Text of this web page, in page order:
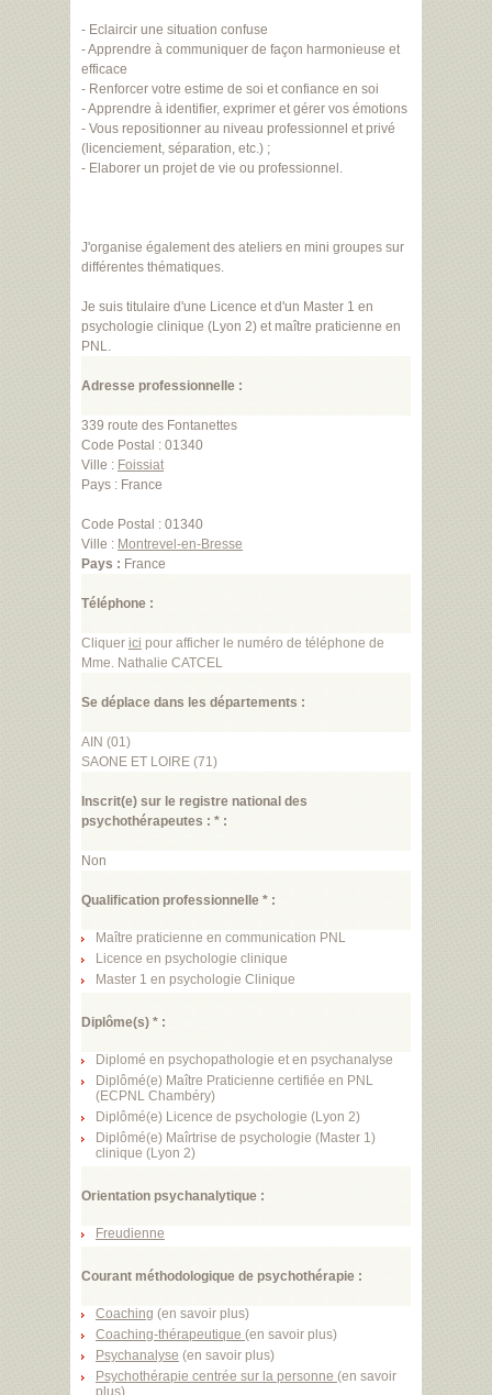
- Eclaircir une situation confuse
- Apprendre à communiquer de façon harmonieuse et
efficace
- Renforcer votre estime de soi et confiance en soi
- Apprendre à identifier, exprimer et gérer vos émotions
- Vous repositionner au niveau professionnel et privé
(licenciement, séparation, etc.) ;
- Elaborer un projet de vie ou professionnel.
J'organise également des ateliers en mini groupes sur
différentes thématiques.
Je suis titulaire d'une Licence et d'un Master 1 en
psychologie clinique (Lyon 2) et maître praticienne en
PNL.
Adresse professionnelle :
339 route des Fontanettes
Code Postal : 01340
Ville : Foissiat
Pays : France
Code Postal : 01340
Ville : Montrevel-en-Bresse
Pays : France
Téléphone :
Cliquer ici pour afficher le numéro de téléphone de
Mme. Nathalie CATCEL
Se déplace dans les départements :
AIN (01)
SAONE ET LOIRE (71)
Inscrit(e) sur le registre national des
psychothérapeutes : * :
Non
Qualification professionnelle * :
Maître praticienne en communication PNL
Licence en psychologie clinique
Master 1 en psychologie Clinique
Diplôme(s) * :
Diplomé en psychopathologie et en psychanalyse
Diplômé(e) Maître Praticienne certifiée en PNL
(ECPNL Chambéry)
Diplômé(e) Licence de psychologie (Lyon 2)
Diplômé(e) Maîrtrise de psychologie (Master 1)
clinique (Lyon 2)
Orientation psychanalytique :
Freudienne
Courant méthodologique de psychothérapie :
Coaching (en savoir plus)
Coaching-thérapeutique (en savoir plus)
Psychanalyse (en savoir plus)
Psychothérapie centrée sur la personne (en savoir
plus)